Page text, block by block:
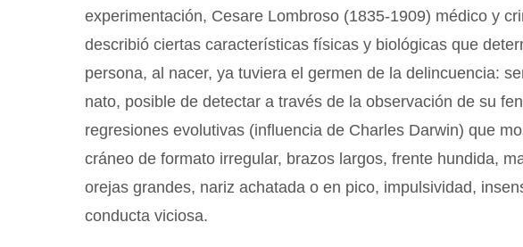
experimentación, Cesare Lombroso (1835-1909) médico y
describió ciertas características físicas y biológicas que
persona, al nacer, ya tuviera el germen de la delincuencia:
nato, posible de detectar a través de la observación de su
regresiones evolutivas (influencia de Charles Darwin) que
cráneo de formato irregular, brazos largos, frente hundida,
orejas grandes, nariz achatada o en pico, impulsividad,
conducta viciosa.